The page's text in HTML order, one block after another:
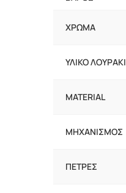
ΧΡΏΜΑ
ΥΛΙΚΌ ΛΟΥΡΆΚΙ
MATERIAL
ΜΗΧΑΝΙΣΜΌΣ
ΠΈΤΡΕΣ